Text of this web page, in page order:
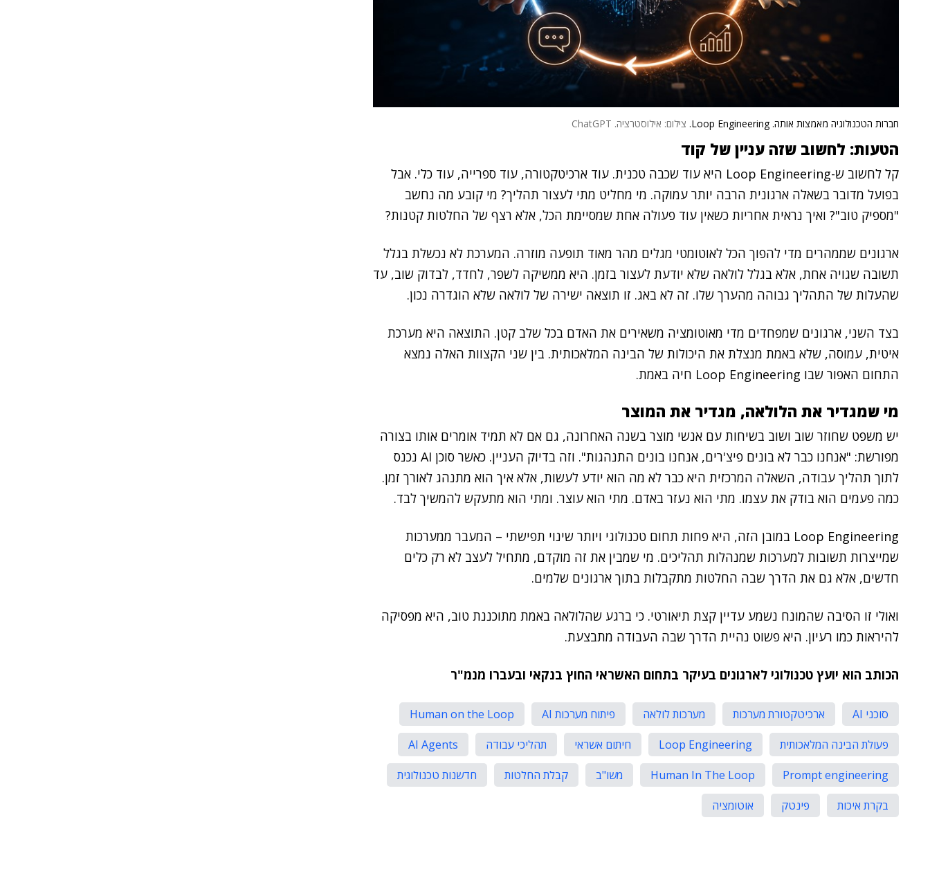
חברות הטכנולוגיה מאמצות אותה. Loop Engineering. צילום: אילוסטרציה. ChatGPT
הטעות: לחשוב שזה עניין של קוד
קל לחשוב ש-Loop Engineering היא עוד שכבה טכנית. עוד ארכיטקטורה, עוד ספרייה, עוד כלי. אבל
בפועל מדובר בשאלה ארגונית הרבה יותר עמוקה. מי מחליט מתי לעצור תהליך? מי קובע מה נחשב
"מספיק טוב"? ואיך נראית אחריות כשאין עוד פעולה אחת שמסיימת הכל, אלא רצף של החלטות קטנות?
ארגונים שממהרים מדי להפוך הכל לאוטומטי מגלים מהר מאוד תופעה מוזרה. המערכת לא נכשלת בגלל
תשובה שגויה אחת, אלא בגלל לולאה שלא יודעת לעצור בזמן. היא ממשיקה לשפר, לחדד, לבדוק שוב, עד
שהעלות של התהליך גבוהה מהערך שלו. זה לא באג. זו תוצאה ישירה של לולאה שלא הוגדרה נכון.
בצד השני, ארגונים שמפחדים מדי מאוטומציה משאירים את האדם בכל שלב קטן. התוצאה היא מערכת
איטית, עמוסה, שלא באמת מנצלת את היכולות של הבינה המלאכותית. בין שני הקצוות האלה נמצא
התחום האפור שבו Loop Engineering חיה באמת.
מי שמגדיר את הלולאה, מגדיר את המוצר
יש משפט שחוזר שוב ושוב בשיחות עם אנשי מוצר בשנה האחרונה, גם אם לא תמיד אומרים אותו בצורה
מפורשת: "אנחנו כבר לא בונים פיצ'רים, אנחנו בונים התנהגות". וזה בדיוק העניין. כאשר סוכן AI נכנס
לתוך תהליך עבודה, השאלה המרכזית היא כבר לא מה הוא יודע לעשות, אלא איך הוא מתנהג לאורך זמן.
כמה פעמים הוא בודק את עצמו. מתי הוא נעזר באדם. מתי הוא עוצר. ומתי הוא מתעקש להמשיך לבד.
Loop Engineering במובן הזה, היא פחות תחום טכנולוגי ויותר שינוי תפישתי – המעבר ממערכות
שמייצרות תשובות למערכות שמנהלות תהליכים. מי שמבין את זה מוקדם, מתחיל לעצב לא רק כלים
חדשים, אלא גם את הדרך שבה החלטות מתקבלות בתוך ארגונים שלמים.
ואולי זו הסיבה שהמונח נשמע עדיין קצת תיאורטי. כי ברגע שהלולאה באמת מתוכננת טוב, היא מפסיקה
להיראות כמו רעיון. היא פשוט נהיית הדרך שבה העבודה מתבצעת.
הכותב הוא יועץ טכנולוגי לארגונים בעיקר בתחום האשראי החוץ בנקאי ובעברו מנמ"ר
סוכני AI ארכיטקטורת מערכות מערכות לולאה פיתוח מערכות AI
Human on the Loop
פעולת הבינה המלאכותית
Loop Engineering חיתום אשראי תהליכי עבודה
AI Agents
Prompt engineering
Human In The Loop משו"ב קבלת החלטות
חדשנות טכנולוגית
בקרת איכות
פינטק אוטומציה